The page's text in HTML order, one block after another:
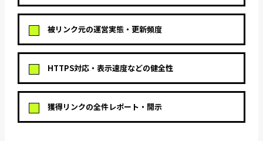
被リンク元の運営実態・更新頻度
HTTPS対応・表示速度などの健全性
獲得リンクの全件レポート・開示